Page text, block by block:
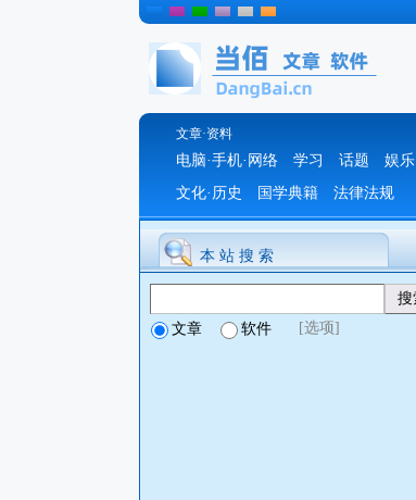
文章·资料
电脑·手机·网络 学习 话题 娱乐
文化·历史
国学典籍 法律法规
本 站 搜 索
文章 软件 [选项]